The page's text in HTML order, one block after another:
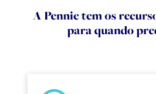
A Pennie tem os
para quando